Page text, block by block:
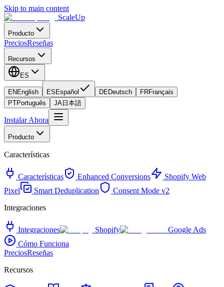
Skip to main content
ScaleUp
Producto
PreciosReseñas
Recursos
ES
EN English ES Español DEDeutsch FRFrançais
PTPortuguês JA 日本語
Instalar Ahora
Producto
Características
Características Enhanced Conversions
Shopify Web
Pixel
Smart Deduplication
Consent Mode v2
Integraciones
Integraciones Shopify
Google Ads
Cómo Funciona
PreciosReseñas
Recursos